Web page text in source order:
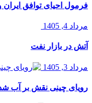
فرمول احیای توافق ایران
مرداد 4, 1405
آتش در بازار نفت
مرداد 3, 1405
رویای چینی نقش بر آب